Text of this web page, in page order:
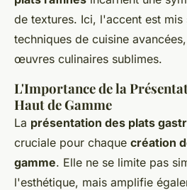
de textures. Ici, l'accent est
techniques de cuisine
œuvres culinaires sublimes.
L'Importance de la
Haut de Gamme
La présentation des plats
cruciale pour chaque création
gamme. Elle ne se limite pas
l'esthétique, mais amplifie